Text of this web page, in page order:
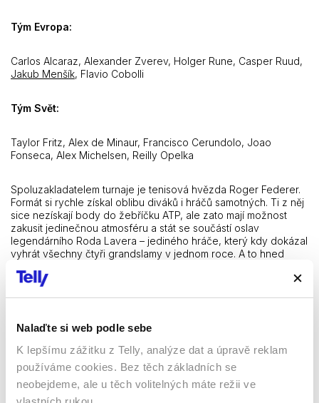
Nalaďte si web podle sebe
K lepšímu zážitku z Telly, analýze dat a úpravě reklam
používáme cookies. Bez těch základních se
neobejdeme, ale u těch volitelných máte režii ve
Tým Evropa:
Carlos Alcaraz, Alexander Zverev, Holger Rune, Casper Ruud,
Jakub Menšík, Flavio Cobolli
Tým Svět:
Taylor Fritz, Alex de Minaur, Francisco Cerundolo, Joao
Fonseca, Alex Michelsen, Reilly Opelka
Spoluzakladatelem turnaje je tenisová hvězda Roger Federer.
Formát si rychle získal oblibu diváků i hráčů samotných. Ti z něj
sice nezískají body do žebříčku ATP, ale zato mají možnost
zakusit jedinečnou atmosféru a stát se součástí oslav
legendárního Roda Lavera – jediného hráče, který kdy dokázal
vyhrát všechny čtyři grandslamy v jednom roce. A to hned
Výsledky předchozích ročníků:
Berlín 2024 – vítěz: Evropa (13:11)
Vancouver 2023 – vítěz: Svět (13:2)